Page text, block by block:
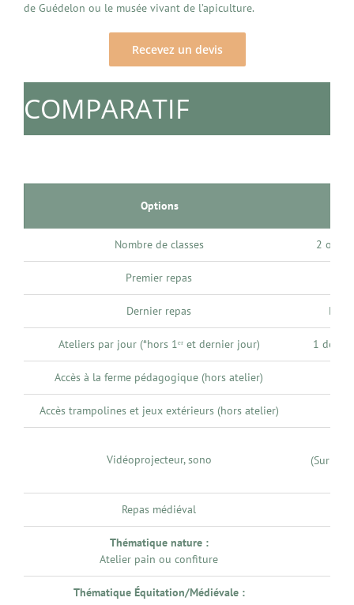
de Guédelon ou le musée vivant de l’apiculture.
Recevez un devis
COMPARATIF
Options
Nombre de classes 2 ou 4
Premier repas
Dernier repas
Ateliers par jour (*hors 1ᵉʳ et dernier jour) 1 demi-
Accès à la ferme pédagogique (hors atelier)
Accès trampolines et jeux extérieurs (hors atelier)
Vidéoprojecteur, sono
(Sur
Repas médiéval
Thématique nature :
Atelier pain ou confiture
Thématique Équitation/Médiévale :